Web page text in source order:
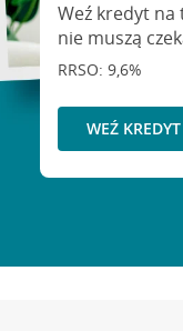
Weź kredyt na
nie muszą
RRSO: 9,6%
WEŹ KREDYT